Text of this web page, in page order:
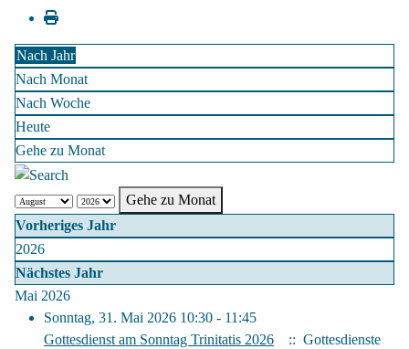
Nach Jahr
Nach Monat
Nach Woche
Heute
Gehe zu Monat
Gehe zu Monat
Vorheriges Jahr
2026
Nächstes Jahr
Mai 2026
Sonntag, 31. Mai 2026 10:30 - 11:45
Gottesdienst am Sonntag Trinitatis 2026
:: Gottesdienste